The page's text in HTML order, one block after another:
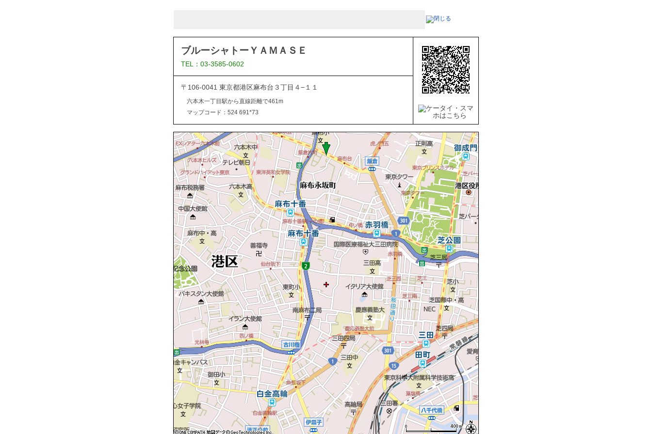
ブルーシャトーＹＡＭＡＳＥ
TEL：03-3585-0602
〒106-0041 東京都港区麻布台３丁目４−１１
六本木一丁目駅から直線距離で461m
マップコード：524 691*73